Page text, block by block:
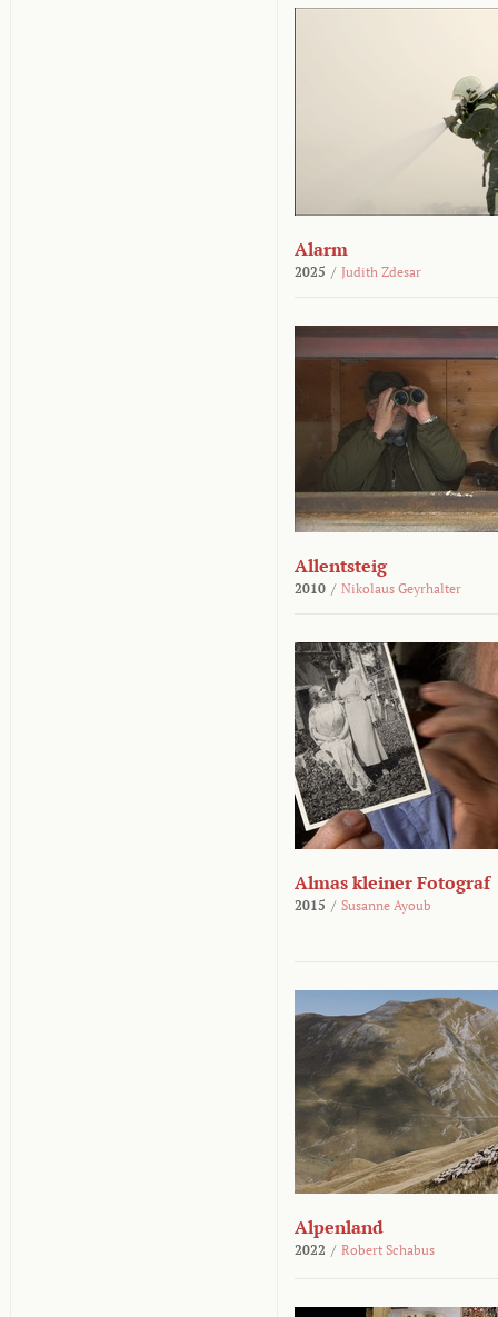
Alarm
2025 / Judith Zdesar
Allentsteig
2010 / Nikolaus Geyrhalter
Almas kleiner Fotograf
2015 / Susanne Ayoub
Alpenland
2022 / Robert Schabus